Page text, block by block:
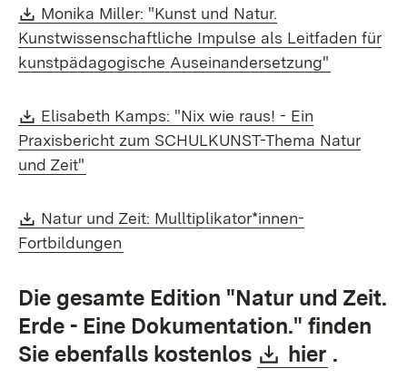
Download:
Monika Miller: "Kunst und Natur.
Kunstwissenschaftliche Impulse als Leitfaden für
kunstpädagogische Auseinandersetzung"
Download:
Elisabeth Kamps: "Nix wie raus! - Ein
Praxisbericht zum SCHULKUNST-Thema Natur
und Zeit"
Download:
Natur und Zeit: Mulltiplikator*innen-
Fortbildungen
Die gesamte Edition "Natur und Zeit.
Erde - Eine Dokumentation." finden
Sie ebenfalls kostenlos
Download:
hier(Öffnet
.